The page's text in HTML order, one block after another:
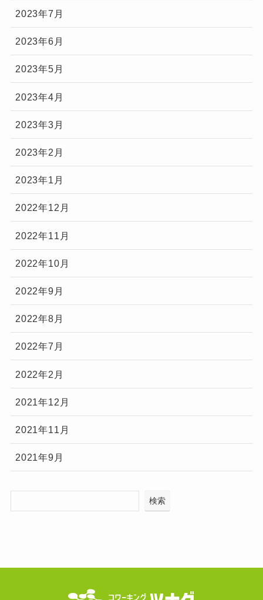
2023年7月
2023年6月
2023年5月
2023年4月
2023年3月
2023年2月
2023年1月
2022年12月
2022年11月
2022年10月
2022年9月
2022年8月
2022年7月
2022年2月
2021年12月
2021年11月
2021年9月
検索